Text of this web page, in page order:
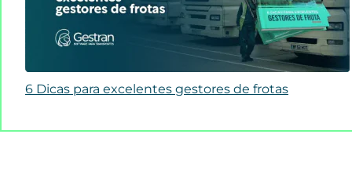
6 Dicas para excelentes gestores de frotas